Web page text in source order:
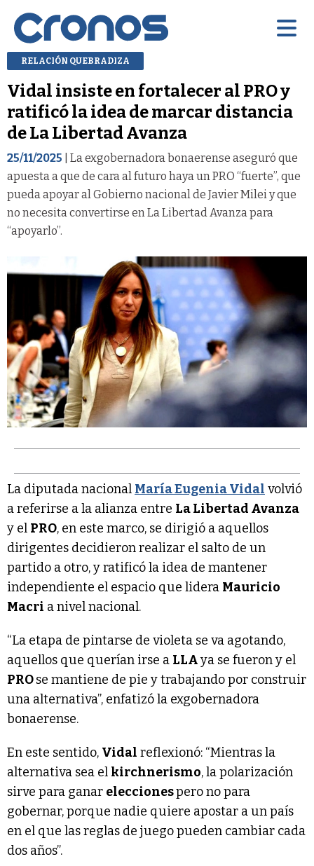
RELACIÓN QUEBRADIZA
Vidal insiste en fortalecer al PRO y
ratificó la idea de marcar distancia
de La Libertad Avanza
25/11/2025 | La exgobernadora bonaerense aseguró que
apuesta a que de cara al futuro haya un PRO “fuerte”, que
pueda apoyar al Gobierno nacional de Javier Milei y que
no necesita convertirse en La Libertad Avanza para
“apoyarlo”.
La diputada nacional María Eugenia Vidal volvió
a referirse a la alianza entre La Libertad Avanza
y el PRO, en este marco, se dirigió a aquellos
dirigentes decidieron realizar el salto de un
partido a otro, y ratificó la idea de mantener
independiente el espacio que lidera Mauricio
Macri a nivel nacional.
“La etapa de pintarse de violeta se va agotando,
aquellos que querían irse a LLAya se fueron y el
PROse mantiene de pie y trabajando por construir
una alternativa”, enfatizó la exgobernadora
bonaerense.
En este sentido, Vidal reflexionó: “Mientras la
alternativa sea el kirchnerismo, la polarización
sirve para ganar eleccionespero no para
gobernar, porque nadie quiere apostar a un país
en el que las reglas de juego pueden cambiar cada
dos años”.